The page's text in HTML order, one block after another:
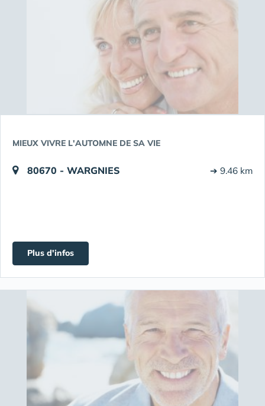
MIEUX VIVRE L'AUTOMNE DE SA VIE
80670 - WARGNIES ➔ 9.46 km
Plus d'infos